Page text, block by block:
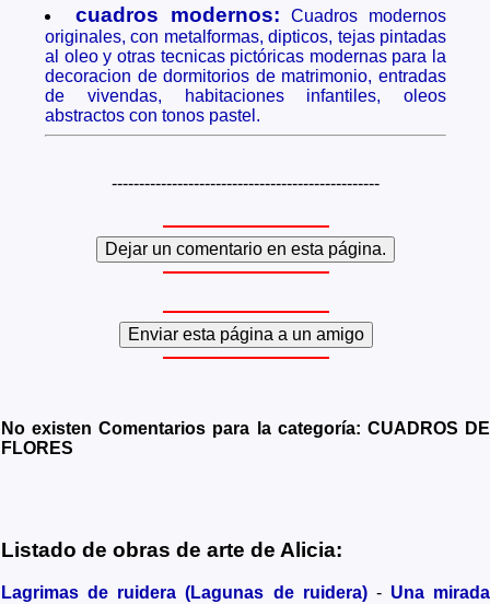
cuadros modernos:
Cuadros modernos
originales, con metalformas, dipticos, tejas pintadas
al oleo y otras tecnicas pictóricas modernas para la
decoracion de dormitorios de matrimonio, entradas
de vivendas, habitaciones infantiles, oleos
abstractos con tonos pastel.
-------------------------------------------------
No existen Comentarios para la categoría: CUADROS DE
FLORES
Listado de obras de arte de Alicia:
Lagrimas de ruidera (Lagunas de ruidera)- Una mirada